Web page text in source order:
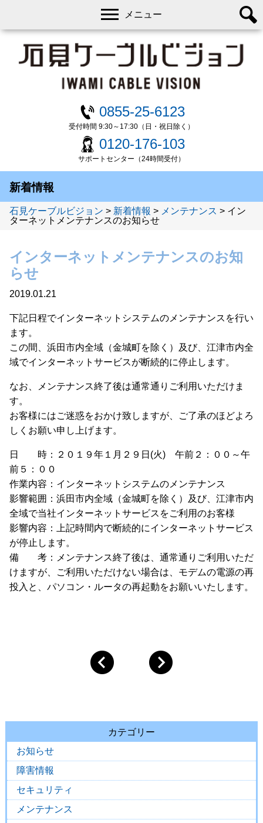
0855-25-6123
受付時間 9:30～17:30（日・祝日除く）
0120-176-103
サポートセンター（24時間受付）
メニュー
新着情報
石見ケーブルビジョン > 新着情報 > メンテナンス > イン
ターネットメンテナンスのお知らせ
インターネットメンテナンスのお知
らせ
2019.01.21
下記日程でインターネットシステムのメンテナンスを行い
ます。
この間、浜田市内全域（金城町を除く）及び、江津市内全
域でインターネットサービスが断続的に停止します。
なお、メンテナンス終了後は通常通りご利用いただけま
す。
お客様にはご迷惑をおかけ致しますが、ご了承のほどよろ
しくお願い申し上げます。
日 時：２０１９年１月２９日(火) 午前２：００～午
前５：００
作業内容：インターネットシステムのメンテナンス
影響範囲：浜田市内全域（金城町を除く）及び、江津市内
全域で当社インターネットサービスをご利用のお客様
影響内容：上記時間内で断続的にインターネットサービス
が停止します。
備 考：メンテナンス終了後は、通常通りご利用いただ
けますが、ご利用いただけない場合は、モデムの電源の再
投入と、パソコン・ルータの再起動をお願いいたします。
カテゴリー
お知らせ
障害情報
セキュリティ
メンテナンス